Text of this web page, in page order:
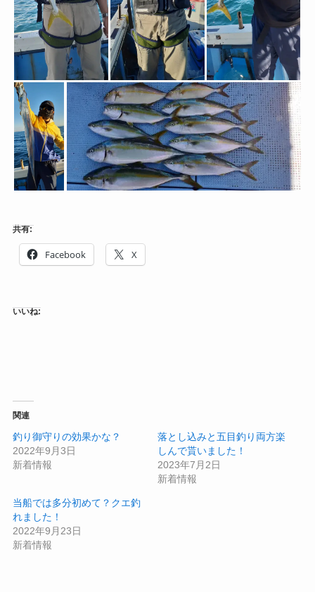
共有:
Facebook X
いいね:
関連
釣り御守りの効果かな？
2022年9月3日
新着情報
落とし込みと五目釣り両方楽
しんで貰いました！
2023年7月2日
新着情報
当船では多分初めて？クエ釣
れました！
2022年9月23日
新着情報